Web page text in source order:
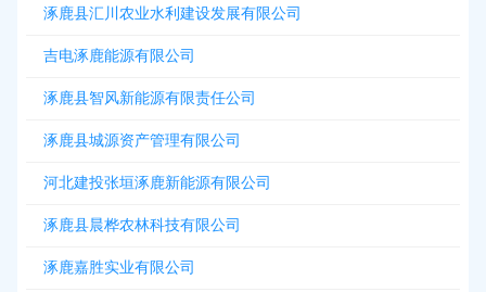
涿鹿县汇川农业水利建设发展有限公司
吉电涿鹿能源有限公司
涿鹿县智风新能源有限责任公司
涿鹿县城源资产管理有限公司
河北建投张垣涿鹿新能源有限公司
涿鹿县晨桦农林科技有限公司
涿鹿嘉胜实业有限公司